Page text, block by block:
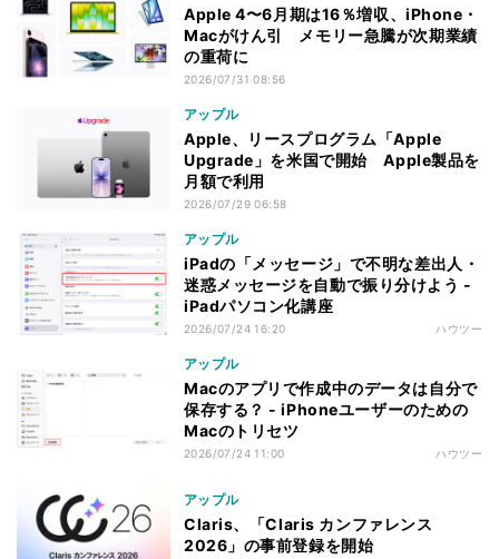
Apple 4〜6月期は16％増収、iPhone・
Macがけん引 メモリー急騰が次期業績
の重荷に
2026/07/31 08:56
アップル
Apple、リースプログラム「Apple
Upgrade」を米国で開始 Apple製品を
月額で利用
2026/07/29 06:58
アップル
iPadの「メッセージ」で不明な差出人・
迷惑メッセージを自動で振り分けよう -
iPadパソコン化講座
2026/07/24 16:20 ハウツー
アップル
Macのアプリで作成中のデータは自分で
保存する？ - iPhoneユーザーのための
Macのトリセツ
2026/07/24 11:00 ハウツー
アップル
Claris、「Claris カンファレンス
2026」の事前登録を開始